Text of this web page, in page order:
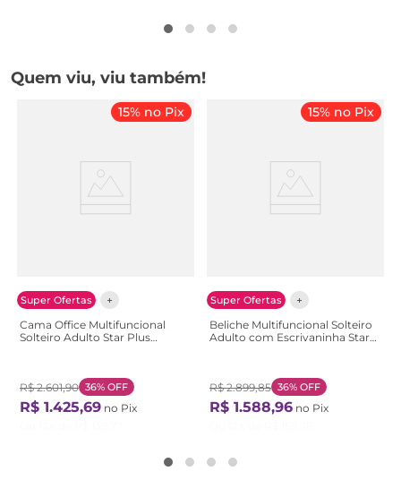
Quem viu, viu também!
Super Ofertas
15% no Pix
Cama Office Multifuncional
Solteiro Adulto Star Plus
R$ 2.601,90 36% OFF
R$ 1.425,69 no Pix
Super Ofertas
15% no Pix
Beliche Multifuncional Solteiro
Adulto com Escrivaninha Star
R$ 2.899,85 36% OFF
R$ 1.588,96 no Pix